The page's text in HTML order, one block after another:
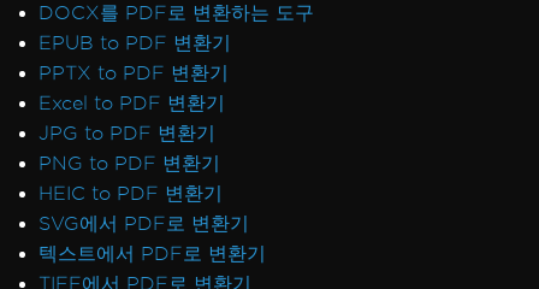
DOCX를 PDF로 변환하는 도구
EPUB to PDF 변환기
PPTX to PDF 변환기
Excel to PDF 변환기
JPG to PDF 변환기
PNG to PDF 변환기
HEIC to PDF 변환기
SVG에서 PDF로 변환기
텍스트에서 PDF로 변환기
TIFF에서 PDF로 변환기